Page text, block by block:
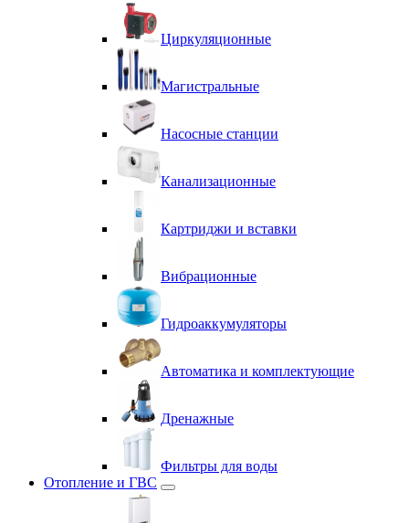
Циркуляционные
Магистральные
Насосные станции
Канализационные
Картриджи и вставки
Вибрационные
Гидроаккумуляторы
Автоматика и комплектующие
Дренажные
Фильтры для воды
Отопление и ГВС